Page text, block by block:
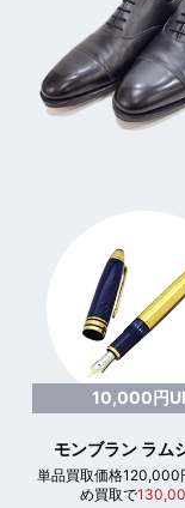
10,000円
モンブラン ラム
単品買取価格120,000
め買取で